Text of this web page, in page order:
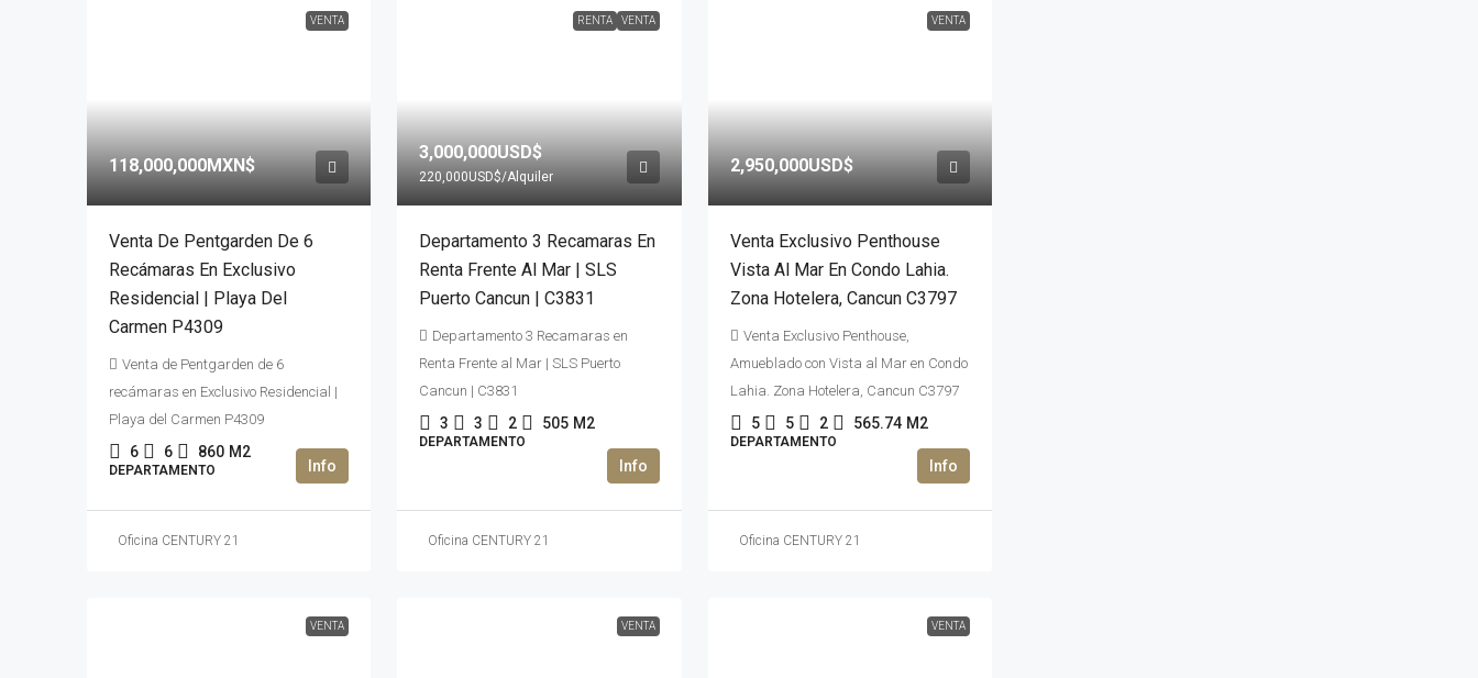
VENTA
118,000,000MXN$
Venta De Pentgarden De 6
Recámaras En Exclusivo
Residencial | Playa Del
Carmen P4309
Venta de Pentgarden de 6
recámaras en Exclusivo Residencial |
Playa del Carmen P4309
6 6 860 M2
DEPARTAMENTO
Oficina CENTURY 21
RENTA VENTA
3,000,000USD$
220,000USD$/Alquiler
Departamento 3 Recamaras En
Renta Frente Al Mar | SLS
Puerto Cancun | C3831
Departamento 3 Recamaras en
Renta Frente al Mar | SLS Puerto
Cancun | C3831
3 3 2 505 M2
DEPARTAMENTO
Oficina CENTURY 21
VENTA
2,950,000USD$
Venta Exclusivo Penthouse
Vista Al Mar En Condo Lahia.
Zona Hotelera, Cancun C3797
Venta Exclusivo Penthouse,
Amueblado con Vista al Mar en Condo
Lahia. Zona Hotelera, Cancun C3797
5 5 2 565.74 M2
DEPARTAMENTO
Oficina CENTURY 21
VENTA VENTA VENTA